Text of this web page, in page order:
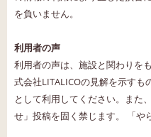
を負いません。
利用者の声
利用者の声は、施設と関わりを
式会社LITALICOの見解を示す
として利用してください。また
せ」投稿を固く禁じます。 「や